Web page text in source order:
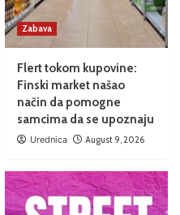
Zabava
Flert tokom kupovine:
Finski market našao
način da pomogne
samcima da se upoznaju
Urednica August 9, 2026